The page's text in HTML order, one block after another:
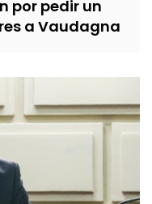
por pedir un
a Vaudagna